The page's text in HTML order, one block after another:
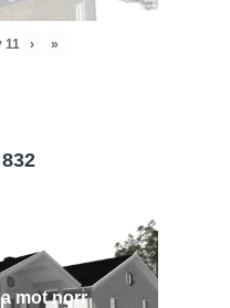
11 › »
mot norr